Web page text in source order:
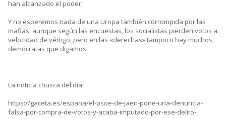
han alcanzado el poder.
Y no esperemos nada de una Uropa también corrompida por las
mafias, aunque según las encuestas, los socialistas pierden votos a
velocidad de vértigo, pero en las «derechas» tampoco hay muchos
demócratas que digamos.
La noticia chusca del día:
https://gaceta.es/espana/el-psoe-de-jaen-pone-una-denuncia-
falsa-por-compra-de-votos-y-acaba-imputado-por-ese-delito-